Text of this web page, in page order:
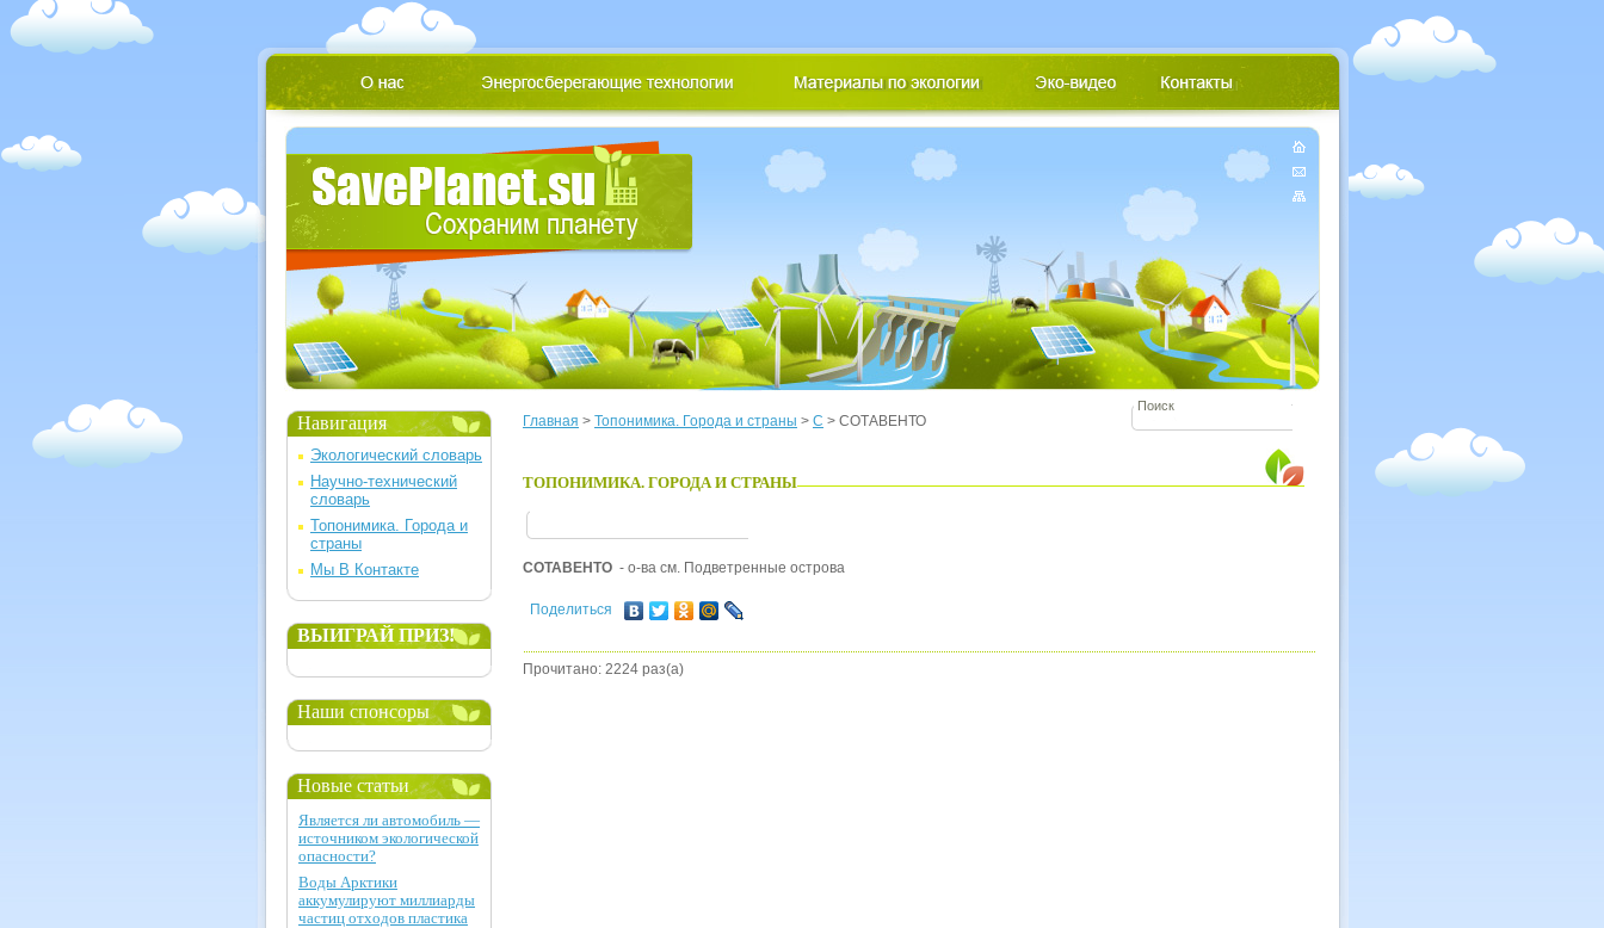
Главная > Топонимика. Города и страны > С > СОТАВЕНТО
ТОПОНИМИКА. ГОРОДА И СТРАНЫ
СОТАВЕНТО - о-ва см. Подветренные острова
Поделиться
Прочитано: 2224 раз(а)
Навигация
Экологический словарь
Научно-технический
словарь
Топонимика. Города и
страны
Мы В Контакте
ВЫИГРАЙ ПРИЗ!
Наши спонсоры
Новые статьи
Является ли автомобиль —
источником экологической
опасности?
Воды Арктики
аккумулируют миллиарды
частиц отходов пластика